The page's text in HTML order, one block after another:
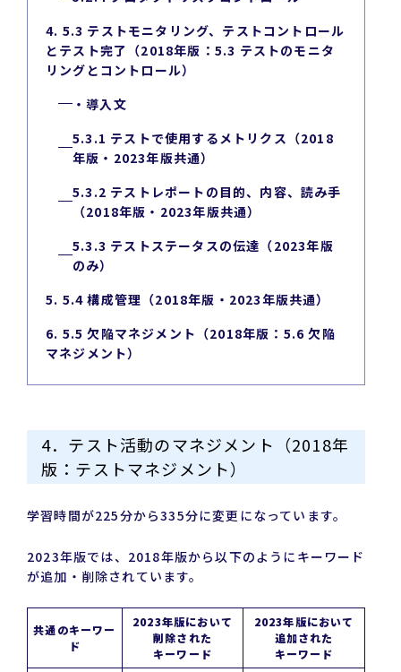
4. 5.3 テストモニタリング、テストコントロール
とテスト完了（2018年版：5.3 テストのモニタ
リングとコントロール）
・導入文
5.3.1 テストで使用するメトリクス（2018
年版・2023年版共通）
5.3.2 テストレポートの目的、内容、読み手
（2018年版・2023年版共通）
5.3.3 テストステータスの伝達（2023年版
のみ）
5. 5.4 構成管理（2018年版・2023年版共通）
6. 5.5 欠陥マネジメント（2018年版：5.6 欠陥
マネジメント）
4．テスト活動のマネジメント（2018年
版：テストマネジメント）
学習時間が225分から335分に変更になっています。
2023年版では、2018年版から以下のようにキーワード
が追加・削除されています。
共通のキーワー
ド
2023年版において
削除された
キーワード
2023年版において
追加された
キーワード